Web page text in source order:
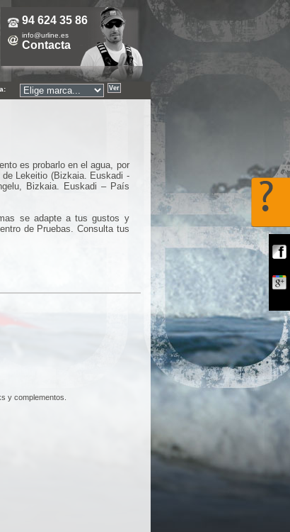
94 624 35 86
info@urline.es
Contacta
es probarlo en el agua, por
Lekeitio (Bizkaia. Euskadi -
Bizkaia. Euskadi – País
se adapte a tus gustos y
de Pruebas. Consulta tus
y complementos.